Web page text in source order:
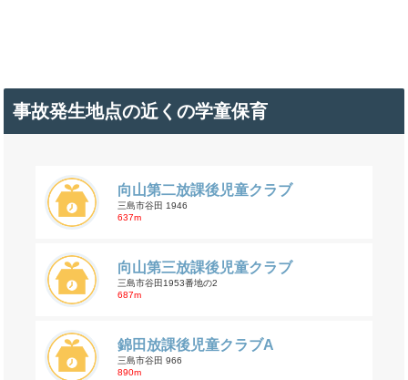
事故発生地点の近くの学童保育
向山第二放課後児童クラブ
三島市谷田 1946
637m
向山第三放課後児童クラブ
三島市谷田1953番地の2
687m
錦田放課後児童クラブA
三島市谷田 966
890m